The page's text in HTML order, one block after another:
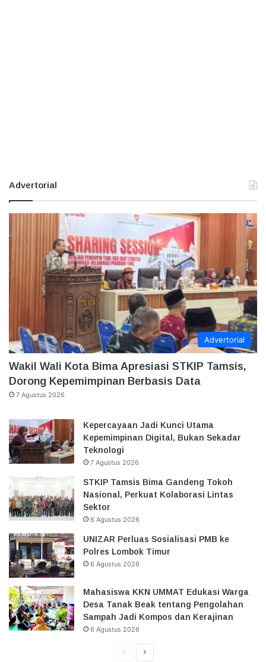
Advertorial
Advertorial
Wakil Wali Kota Bima Apresiasi STKIP Tamsis,
Dorong Kepemimpinan Berbasis Data
7 Agustus 2026
Kepercayaan Jadi Kunci Utama
Kepemimpinan Digital, Bukan Sekadar
Teknologi
7 Agustus 2026
STKIP Tamsis Bima Gandeng Tokoh
Nasional, Perkuat Kolaborasi Lintas
Sektor
6 Agustus 2026
UNIZAR Perluas Sosialisasi PMB ke
Polres Lombok Timur
6 Agustus 2026
Mahasiswa KKN UMMAT Edukasi Warga
Desa Tanak Beak tentang Pengolahan
Sampah Jadi Kompos dan Kerajinan
6 Agustus 2026
HalamanHalaman